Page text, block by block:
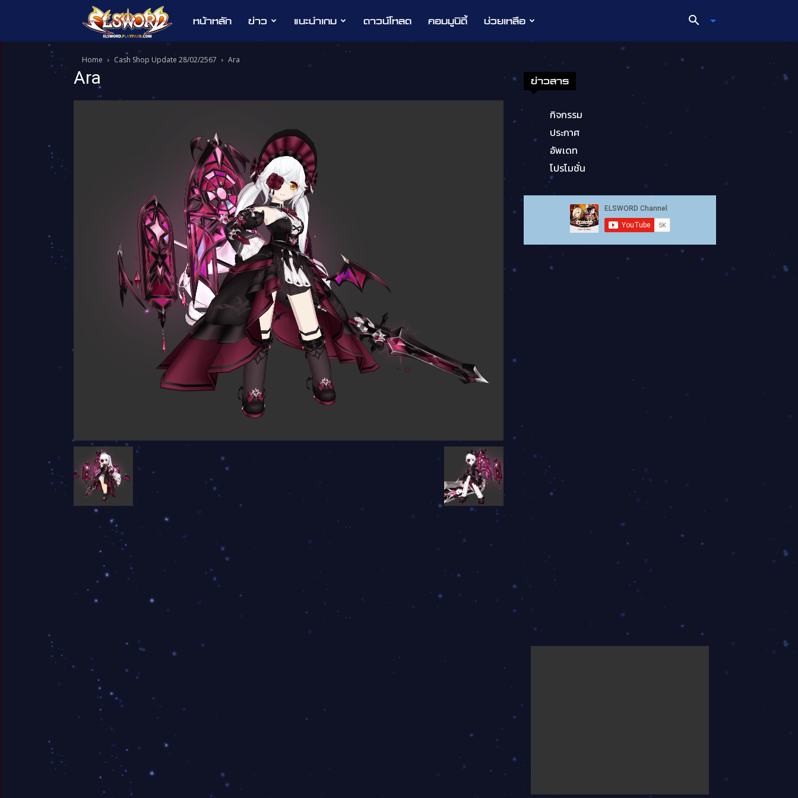
Elsword
หน้าหลัก ข่าว แนะนำเกม ดาวน์โหลด คอมมูนิตี้ ช่วยเหลือ
Home Cash Shop Update 28/02/2567 Ara
Ara ข่าวสาร
กิจกรรม
ประกาศ
อัพเดท
โปรโมชั่น